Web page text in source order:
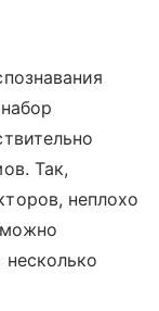
Так,
неплохо